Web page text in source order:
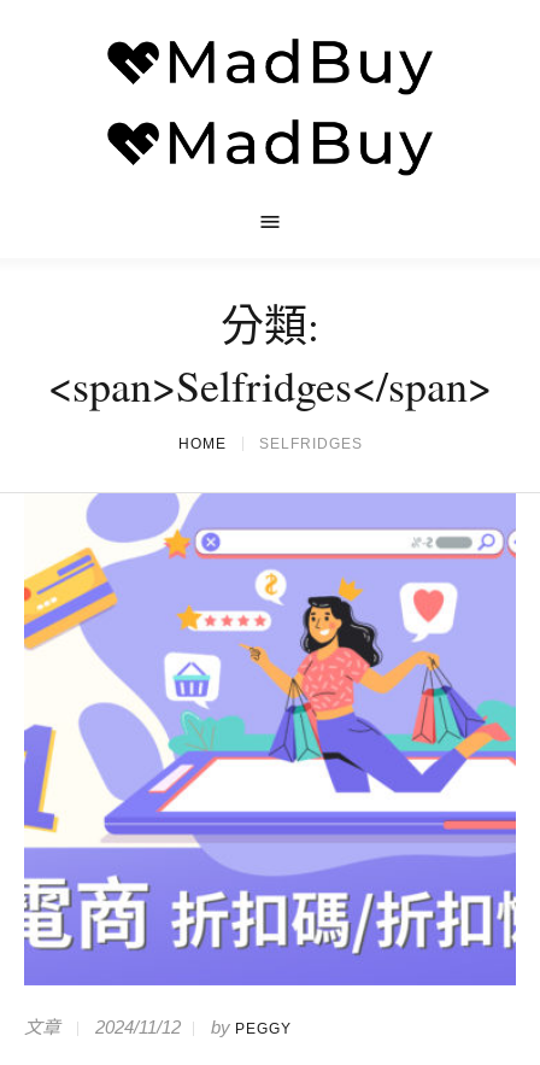
分類:
<span>Selfridges</span>
HOME SELFRIDGES
文章 2024/11/12 by PEGGY